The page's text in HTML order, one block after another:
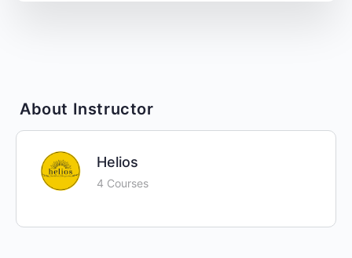
About Instructor
Helios
4 Courses